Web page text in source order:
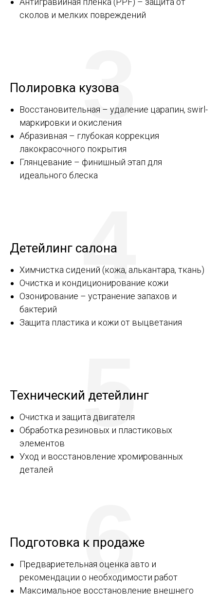
сколов и мелких повреждений
Полировка кузова
Восстановительная – удаление царапин, swirl-
маркировки и окисления
Абразивная – глубокая коррекция
лакокрасочного покрытия
Глянцевание – финишный этап для
идеального блеска
3
Детейлинг салона
Химчистка сидений (кожа, алькантара, ткань)
Очистка и кондиционирование кожи
Озонирование – устранение запахов и
бактерий
Защита пластика и кожи от выцветания
4
Технический детейлинг
Очистка и защита двигателя
Обработка резиновых и пластиковых
элементов
Уход и восстановление хромированных
деталей
5
Подготовка к продаже
Предвариетельная оценка авто и
рекомендации о необходимости работ
Максимальное восстановление внешнего
6